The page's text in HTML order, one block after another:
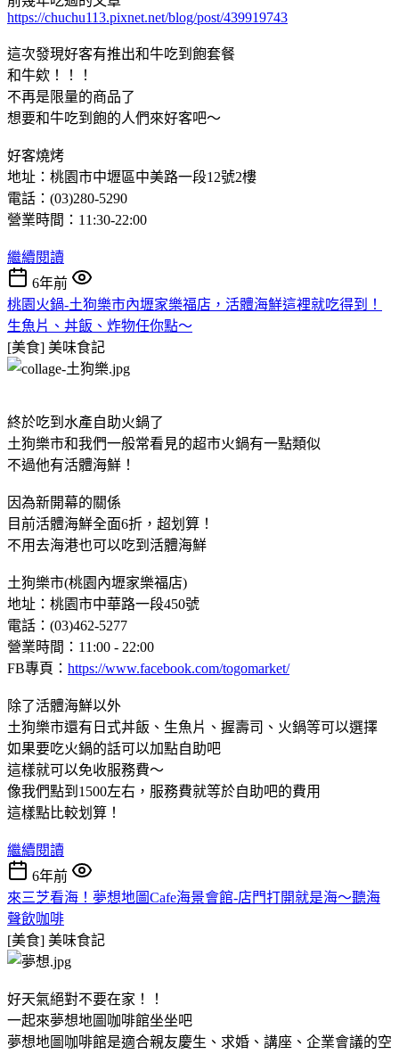
https://chuchu113.pixnet.net/blog/post/439919743
這次發現好客有推出和牛吃到飽套餐
和牛欸！！！
不再是限量的商品了
想要和牛吃到飽的人們來好客吧～
好客燒烤
地址：桃園市中壢區中美路一段12號2樓
電話：(03)280-5290
營業時間：11:30-22:00
繼續閱讀
6年前
桃園火鍋-土狗樂市內壢家樂福店，活體海鮮這裡就吃得到！
生魚片、丼飯、炸物任你點～
[美食] 美味食記
終於吃到水產自助火鍋了
土狗樂市和我們一般常看見的超市火鍋有一點類似
不過他有活體海鮮！
因為新開幕的關係
目前活體海鮮全面6折，超划算！
不用去海港也可以吃到活體海鮮
土狗樂市(桃園內壢家樂福店)
地址：桃園市中華路一段450號
電話：(03)462-5277
營業時間：11:00 - 22:00
FB專頁： https://www.facebook.com/togomarket/
除了活體海鮮以外
土狗樂市還有日式丼飯、生魚片、握壽司、火鍋等可以選擇
如果要吃火鍋的話可以加點自助吧
這樣就可以免收服務費～
像我們點到1500左右，服務費就等於自助吧的費用
這樣點比較划算！
繼續閱讀
6年前
來三芝看海！夢想地圖Cafe海景會館-店門打開就是海～聽海
聲飲咖啡
[美食] 美味食記
好天氣絕對不要在家！！
一起來夢想地圖咖啡館坐坐吧
夢想地圖咖啡館是適合親友慶生、求婚、講座、企業會議的空